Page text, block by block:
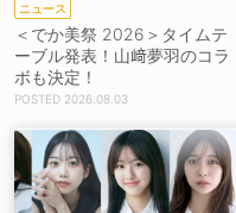
ニュース
＜でか美祭 2026＞タイムテ
ーブル発表！山﨑夢羽のコラ
ボも決定！
2026.08.03